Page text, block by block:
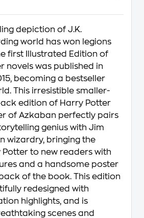
depiction of J.K.
world has won legions
first Illustrated Edition of
novels was published in
becoming a bestseller
This irresistible smaller-
edition of Harry Potter
of Azkaban perfectly pairs
genius with Jim
wizardry, bringing the
to new readers with
and a handsome poster
of the book. This edition
redesigned with
highlights, and is
scenes and